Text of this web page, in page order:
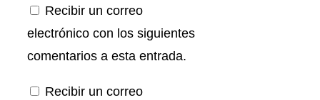
Recibir un correo
electrónico con los siguientes
comentarios a esta entrada.
Recibir un correo